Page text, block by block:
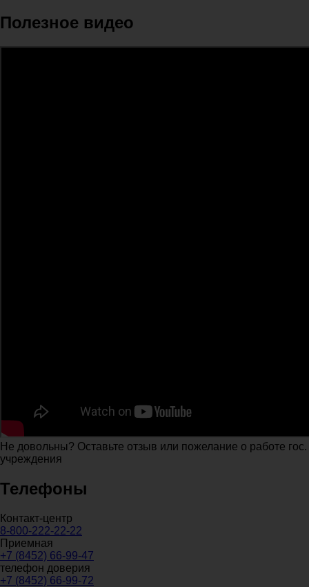
Полезное видео
Не довольны? Оставьте отзыв или пожелание о работе гос.
учреждения
Телефоны
Контакт-центр
8-800-222-22-22
Приемная
+7 (8452) 66-99-47
телефон доверия
+7 (8452) 66-99-72